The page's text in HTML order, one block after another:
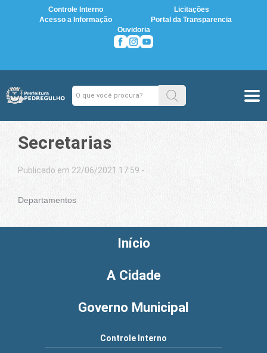
Controle Interno
Licitações
Acesso a Informação
Portal da Transparencia
Ouvidoria
Secretarias
Publicado em 22/06/2021 17:59 -
Departamentos
Início
A Cidade
Governo Municipal
Controle Interno